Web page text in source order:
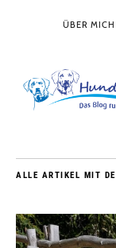
ÜBER MICH
ALLE ARTIKEL MIT